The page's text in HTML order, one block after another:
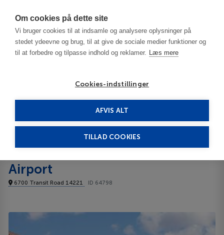
Om cookies på dette site
Vi bruger cookies til at indsamle og analysere oplysninger på
stedet ydeevne og brug, til at give de sociale medier funktioner og
til at forbedre og tilpasse indhold og reklamer. Læs mere
Cookies-indstillinger
AFVIS ALT
TILLAD COOKIES
Buffalo - NY
Clarion Hotel Buffalo Airport 3***
Airport
6700 Transit Road 14221 ID 64798